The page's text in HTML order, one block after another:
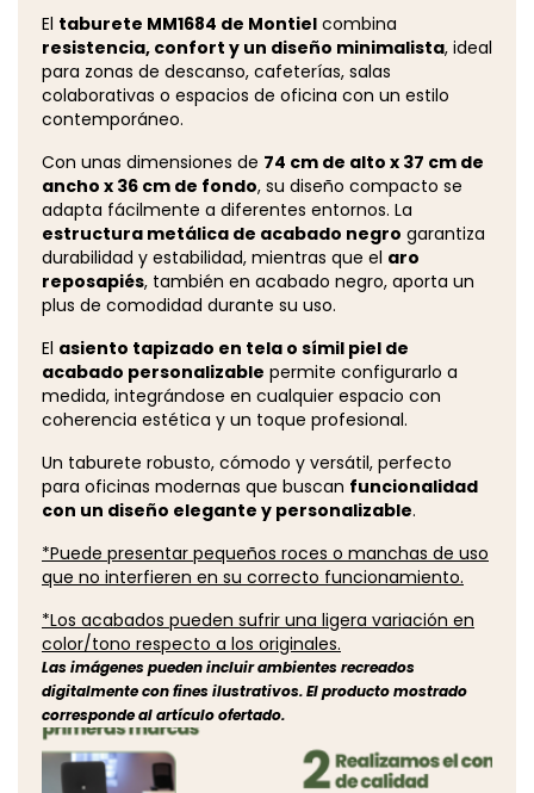
El taburete MM1684 de Montiel combina
resistencia, confort y un diseño minimalista, ideal
para zonas de descanso, cafeterías, salas
colaborativas o espacios de oficina con un estilo
contemporáneo.
Con unas dimensiones de 74 cm de alto x 37 cm de
ancho x 36 cm de fondo, su diseño compacto se
adapta fácilmente a diferentes entornos. La
estructura metálica de acabado negro garantiza
durabilidad y estabilidad, mientras que el aro
reposapiés, también en acabado negro, aporta un
plus de comodidad durante su uso.
El asiento tapizado en tela o símil piel de
acabado personalizable permite configurarlo a
medida, integrándose en cualquier espacio con
coherencia estética y un toque profesional.
Un taburete robusto, cómodo y versátil, perfecto
para oficinas modernas que buscan funcionalidad
con un diseño elegante y personalizable.
*Puede presentar pequeños roces o manchas de uso
que no interfieren en su correcto funcionamiento.
*Los acabados pueden sufrir una ligera variación en
color/tono respecto a los originales.
Las imágenes pueden incluir ambientes recreados
digitalmente con fines ilustrativos. El producto mostrado
corresponde al artículo ofertado.